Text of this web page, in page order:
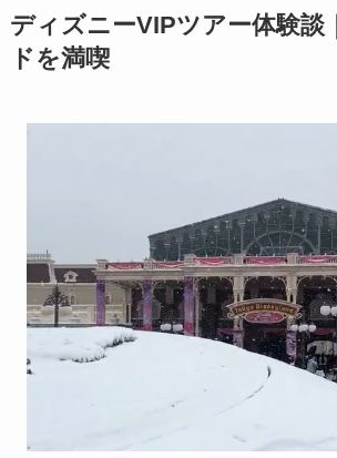
ディズニーVIPツアー体験談
ドを満喫